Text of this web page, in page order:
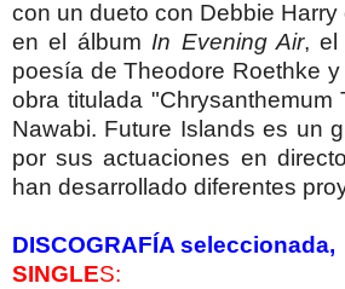
con un dueto con Debbie Harry
en el álbum In Evening Air, el
poesía de Theodore Roethke
obra titulada "Chrysanthemum
Nawabi. Future Islands es un
por sus actuaciones en
han desarrollado diferentes
DISCOGRAFÍA seleccionada,
SINGLES: